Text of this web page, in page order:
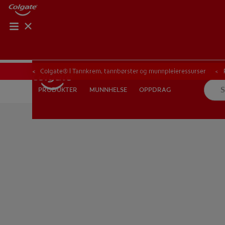
PRODUKTER
PRODUKTER MUNNHELSE OPPDRAG
KONTROLL
Colgate® | Tannkrem, tannbørster og munnpleieressurser